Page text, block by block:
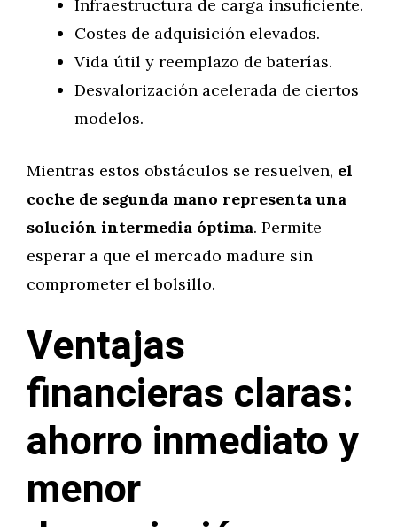
Infraestructura de carga insuficiente.
Costes de adquisición elevados.
Vida útil y reemplazo de baterías.
Desvalorización acelerada de ciertos
modelos.
Mientras estos obstáculos se resuelven, el
coche de segunda mano representa una
solución intermedia óptima. Permite
esperar a que el mercado madure sin
comprometer el bolsillo.
Ventajas
financieras claras:
ahorro inmediato y
menor